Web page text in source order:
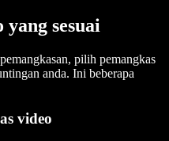
sesuai
pilih pemangkas
anda. Ini beberapa
video